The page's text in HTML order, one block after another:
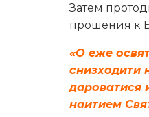
Затем
прошения к
«О еже
снизходити
дароватися
наитием